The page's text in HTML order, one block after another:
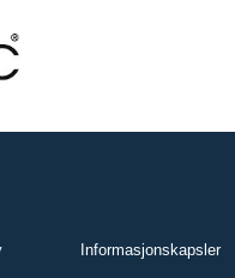
Informasjonskapsler